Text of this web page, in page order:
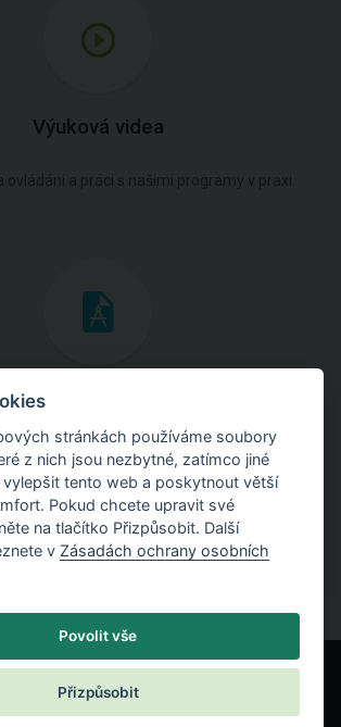
Výuková videa
ovládání a práci s našimi programy v praxi.
Inženýrské manuály
s teoretickými i praktickými ukázkami
použití programů.
stránkách používáme soubory
z nich jsou nezbytné, zatímco jiné
vylepšit tento web a poskytnout větší
Pokud chcete upravit své
na tlačítko Přizpůsobit. Další
v Zásadách ochrany osobních
Povolit vše
Přizpůsobit